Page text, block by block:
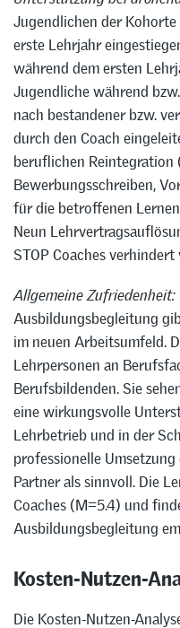
Jugendlichen der Kohorte
erste Lehrjahr
während dem ersten
Jugendliche während
nach bestandener bzw.
durch den Coach
beruflichen Reintegration
Bewerbungsschreiben,
für die betroffenen
Neun
STOP Coaches verhindert
Allgemeine Zufriedenheit:
Ausbildungsbegleitung
im neuen Arbeitsumfeld.
Lehrpersonen an
Berufsbildenden. Sie
eine wirkungsvolle
Lehrbetrieb und in der
professionelle
Partner als sinnvoll. Die
Coaches (M=5.4) und
Ausbildungsbegleitung
Kosten-Nutzen-
Die Kosten-Nutzen-